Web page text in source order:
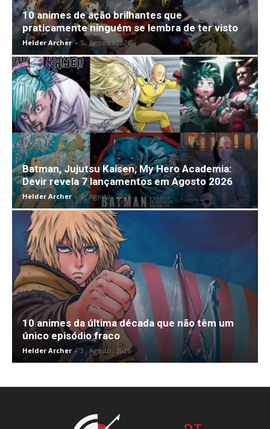
10 animes de ação brilhantes que
praticamente ninguém se lembra de ter visto
Helder Archer - 5 , Agosto , 2026
Batman, Jujutsu Kaisen, My Hero Academia:
Devir revela 7 lançamentos em Agosto 2026
Helder Archer - 4 , Agosto , 2026
10 animes da última década que não têm um
único episódio fraco
Helder Archer - 3 , Agosto , 2026